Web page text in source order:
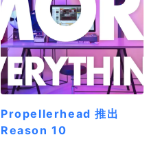
Propellerhead 推出
Reason 10